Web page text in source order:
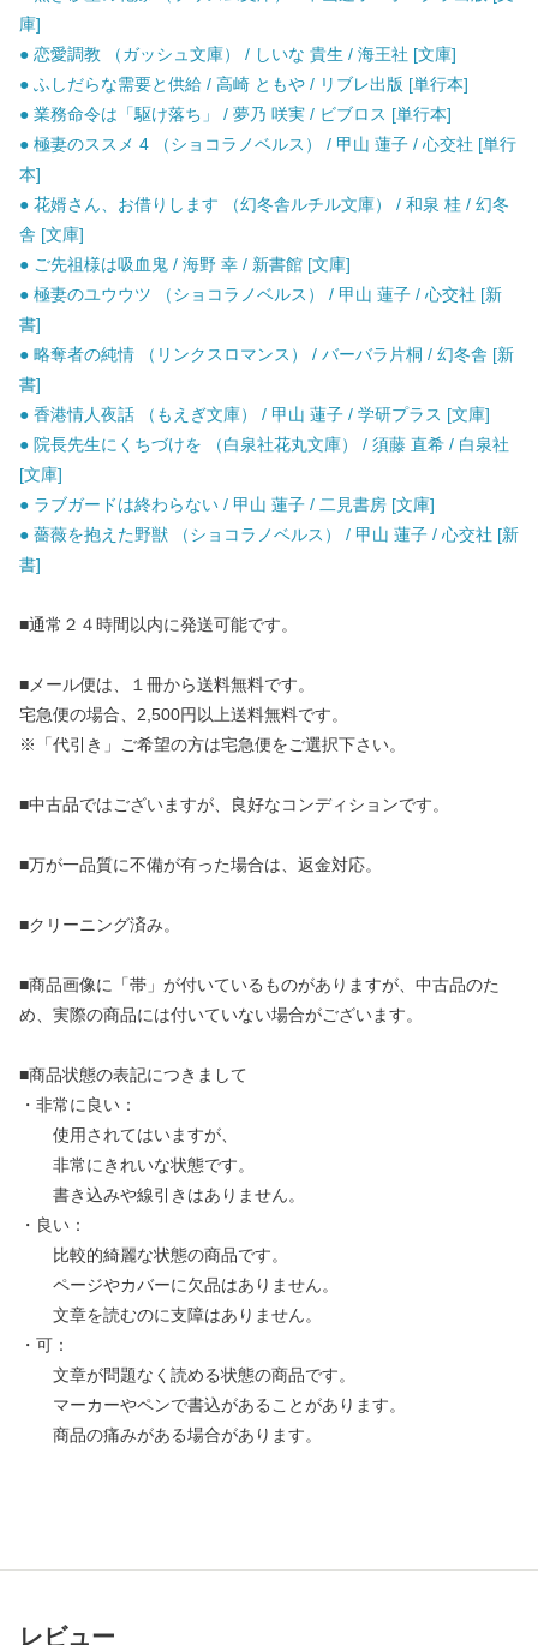
庫]
● 恋愛調教 （ガッシュ文庫） / しいな 貴生 / 海王社 [文庫]
● ふしだらな需要と供給 / 高崎 ともや / リブレ出版 [単行本]
● 業務命令は「駆け落ち」 / 夢乃 咲実 / ビブロス [単行本]
● 極妻のススメ 4 （ショコラノベルス） / 甲山 蓮子 / 心交社 [単行
本]
● 花婿さん、お借りします （幻冬舎ルチル文庫） / 和泉 桂 / 幻冬
舎 [文庫]
● ご先祖様は吸血鬼 / 海野 幸 / 新書館 [文庫]
● 極妻のユウウツ （ショコラノベルス） / 甲山 蓮子 / 心交社 [新
書]
● 略奪者の純情 （リンクスロマンス） / バーバラ片桐 / 幻冬舎 [新
書]
● 香港情人夜話 （もえぎ文庫） / 甲山 蓮子 / 学研プラス [文庫]
● 院長先生にくちづけを （白泉社花丸文庫） / 須藤 直希 / 白泉社
[文庫]
● ラブガードは終わらない / 甲山 蓮子 / 二見書房 [文庫]
● 薔薇を抱えた野獣 （ショコラノベルス） / 甲山 蓮子 / 心交社 [新
書]
■通常２４時間以内に発送可能です。
■メール便は、１冊から送料無料です。
宅急便の場合、2,500円以上送料無料です。
※「代引き」ご希望の方は宅急便をご選択下さい。
■中古品ではございますが、良好なコンディションです。
■万が一品質に不備が有った場合は、返金対応。
■クリーニング済み。
■商品画像に「帯」が付いているものがありますが、中古品のた
め、実際の商品には付いていない場合がございます。
■商品状態の表記につきまして
・非常に良い：
使用されてはいますが、
非常にきれいな状態です。
書き込みや線引きはありません。
・良い：
比較的綺麗な状態の商品です。
ページやカバーに欠品はありません。
文章を読むのに支障はありません。
・可：
文章が問題なく読める状態の商品です。
マーカーやペンで書込があることがあります。
商品の痛みがある場合があります。
レビュー